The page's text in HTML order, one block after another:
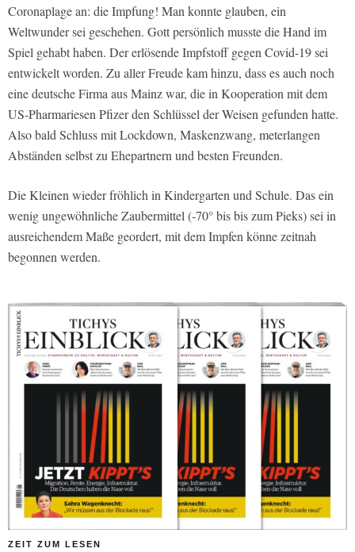
Coronaplage an: die Impfung! Man konnte glauben, ein
Weltwunder sei geschehen. Gott persönlich musste die Hand im
Spiel gehabt haben. Der erlösende Impfstoff gegen Covid-19 sei
entwickelt worden. Zu aller Freude kam hinzu, dass es auch noch
eine deutsche Firma aus Mainz war, die in Kooperation mit dem
US-Pharmariesen Pfizer den Schlüssel der Weisen gefunden hatte.
Also bald Schluss mit Lockdown, Maskenzwang, meterlangen
Abständen selbst zu Ehepartnern und besten Freunden.
Die Kleinen wieder fröhlich in Kindergarten und Schule. Das ein
wenig ungewöhnliche Zaubermittel (-70° bis bis zum Pieks) sei in
ausreichendem Maße geordert, mit dem Impfen könne zeitnah
begonnen werden.
ZEIT ZUM LESEN